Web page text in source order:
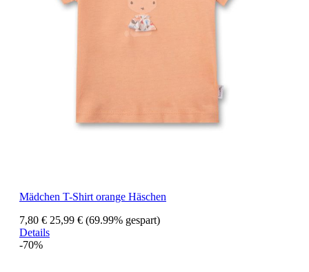
Mädchen T-Shirt orange Häschen
7,80 € 25,99 € (69.99% gespart)
Details
-70%